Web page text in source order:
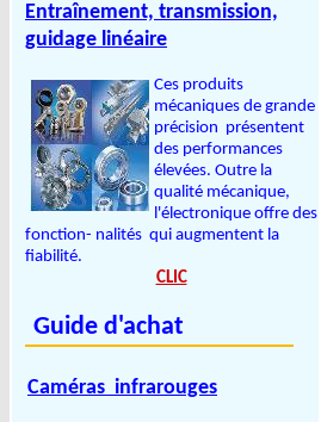
Entraînement, transmission,
guidage linéaire
Ces produits
mécaniques de grande
précision présentent
des performances
élevées. Outre la
qualité mécanique,
l'électronique offre des
fonction- nalités qui augmentent la
fiabilité.
CLIC
Guide d'achat
Caméras infrarouges